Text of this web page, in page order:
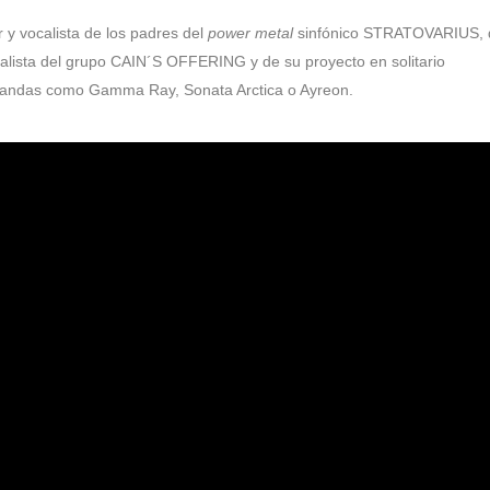
vocalista de los padres del power metalsinfónico STRATOVARIUS,
del grupo CAIN´S OFFERING y de su proyecto en solitario
como Gamma Ray, Sonata Arctica o Ayreon.